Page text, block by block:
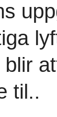
til..